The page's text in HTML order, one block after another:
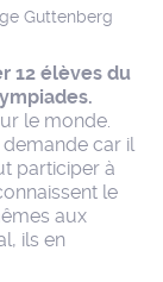
Guttenberg
12 élèves du
le monde.
demande car il
participer à
le
aux
ils en